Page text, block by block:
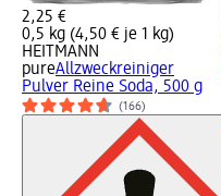
2,25 €
0,5 kg (4,50 € je 1 kg)
HEITMANN
pureAllzweckreiniger
Pulver Reine Soda, 500 g
(166)